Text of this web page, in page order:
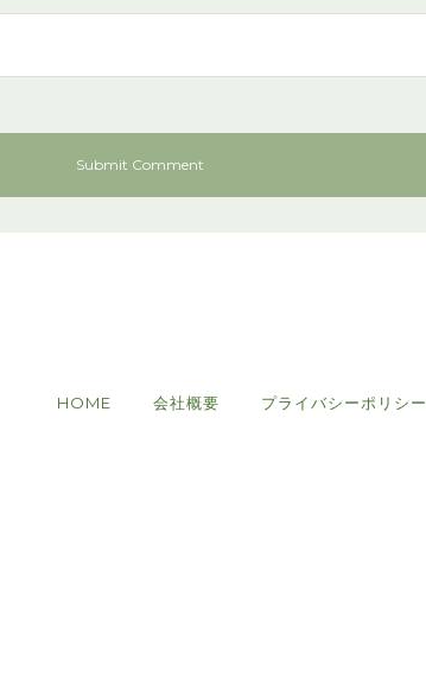
HOME 会社概要 プライバシーポリシー